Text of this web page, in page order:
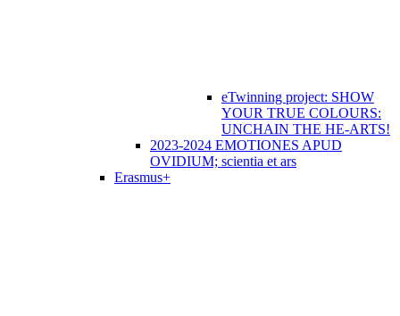
eTwinning project: SHOW
YOUR TRUE COLOURS:
UNCHAIN THE HE-ARTS!
2023-2024 EMOTIONES APUD
OVIDIUM; scientia et ars
Erasmus+